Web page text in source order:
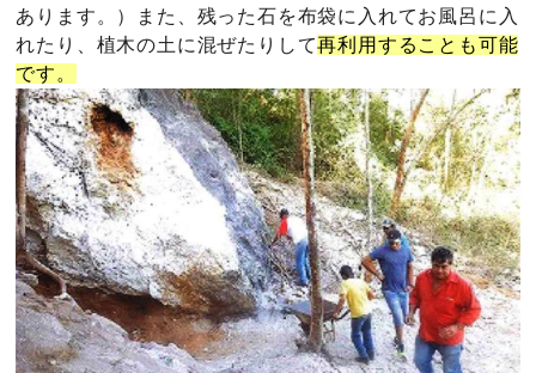
あります。）また、残った石を布袋に入れてお風呂に入
れたり、植木の土に混ぜたりして再利用することも可能
です。